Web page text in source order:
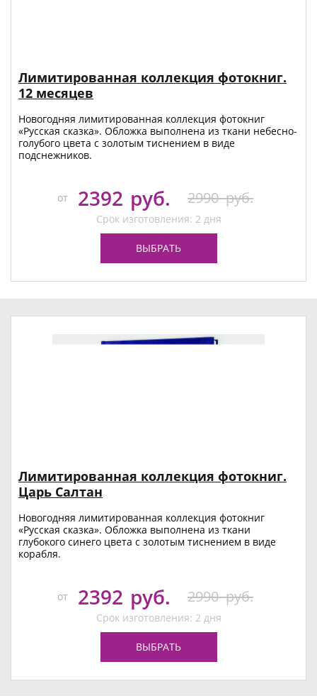
Лимитированная коллекция фотокниг.
12 месяцев
Новогодняя лимитированная коллекция фотокниг
«Русская сказка». Обложка выполнена из ткани небесно-
голубого цвета с золотым тиснением в виде
подснежников.
от 2392 руб. 2990 руб.
Срок изготовления: 2 дня
ВЫБРАТЬ
Лимитированная коллекция фотокниг.
Царь Салтан
Новогодняя лимитированная коллекция фотокниг
«Русская сказка». Обложка выполнена из ткани
глубокого синего цвета с золотым тиснением в виде
корабля.
от 2392 руб. 2990 руб.
Срок изготовления: 2 дня
ВЫБРАТЬ